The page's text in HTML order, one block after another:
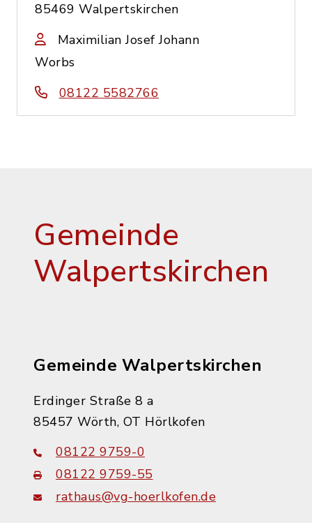
85469 Walpertskirchen
Maximilian Josef Johann
Worbs
08122 5582766
Gemeinde
Walpertskirchen
Gemeinde Walpertskirchen
Erdinger Straße 8 a
85457 Wörth, OT Hörlkofen
08122 9759-0
08122 9759-55
rathaus@vg-hoerlkofen.de